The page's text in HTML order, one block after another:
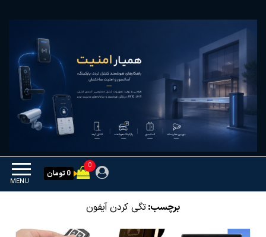
همیار امنیت
MENU
0
0 تومان
برچسب:تگی کردن آیفون